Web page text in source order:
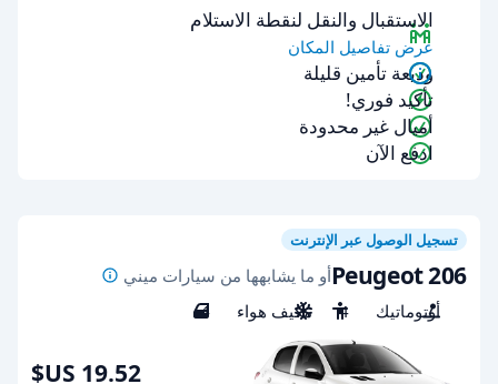
الاستقبال والنقل لنقطة الاستلام
عرض تفاصيل المكان
وديعة تأمين قليلة
تأكيد فوري!
أميال غير محدودة
ادفع الآن
تسجيل الوصول عبر الإنترنت
Peugeot 206أو ما يشابهها من سيارات ميني
أوتوماتيك
4 مكيف هواء 4